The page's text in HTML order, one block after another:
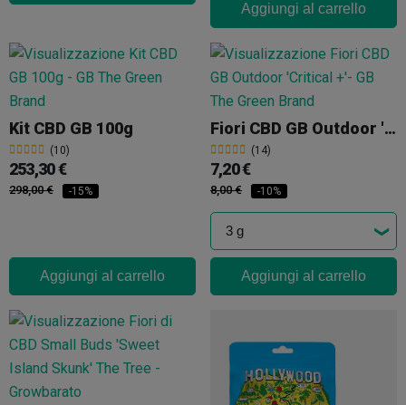
Aggiungi al carrello
Kit CBD GB 100g
(10)
253,30 €
298,00 € -15%
Aggiungi al carrello
Fiori CBD GB Outdoor 'Critical +'
(14)
7,20 €
8,00 € -10%
Aggiungi al carrello